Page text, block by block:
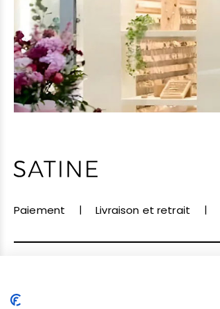
Paiement Livraison et retrait